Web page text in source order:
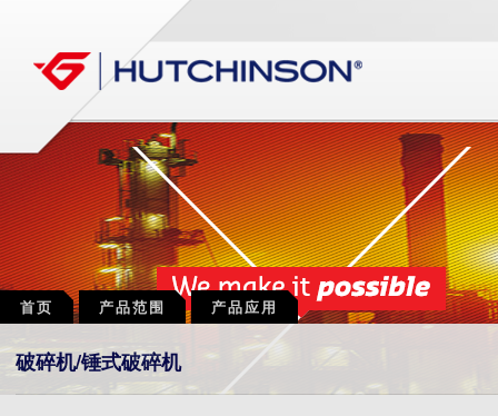
首页 产品范围 产品应用
破碎机/锤式破碎机